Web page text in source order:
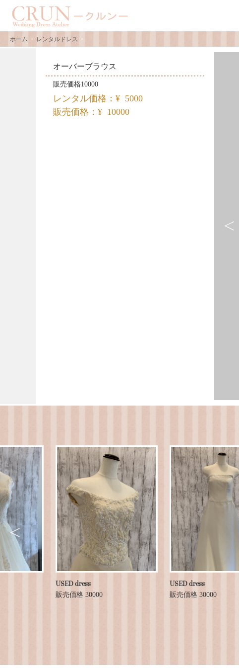
ホーム レンタルドレス
オーバーブラウス
販売価格10000
レンタル価格：¥ 5000
販売価格：¥ 10000
USED dress
販売価格 30000
USED dress
販売価格 30000